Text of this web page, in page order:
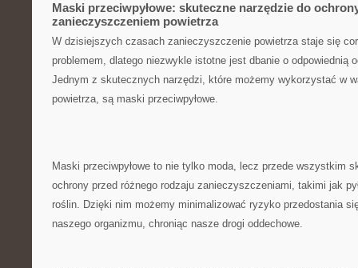
Maski przeciwpyłowe: skuteczne narzędzie​ do
zanieczyszczeniem ⁢powietrza
W dzisiejszych czasach zanieczyszczenie⁢ powietrza staje się
problemem, dlatego niezwykle istotne jest dbanie o odpowiednią
Jednym z skutecznych narzędzi, które możemy wykorzystać w
powietrza, są maski przeciwpyłowe.
Maski przeciwpyłowe to nie tylko ‌moda, lecz przede wszystkim
ochrony przed różnego ⁤rodzaju‌ zanieczyszczeniami, takimi jak
roślin. Dzięki nim⁤ możemy minimalizować ryzyko przedostania
naszego organizmu,⁤ chroniąc nasze drogi oddechowe.